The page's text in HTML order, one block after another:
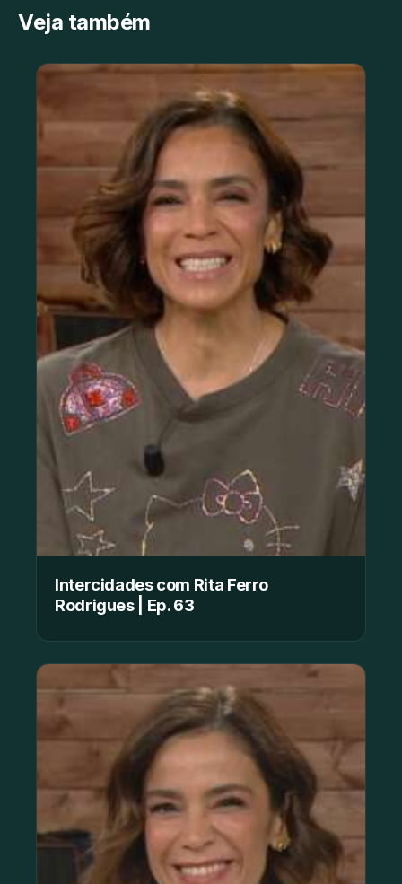
Veja também
Intercidades com Rita Ferro
Rodrigues | Ep. 63